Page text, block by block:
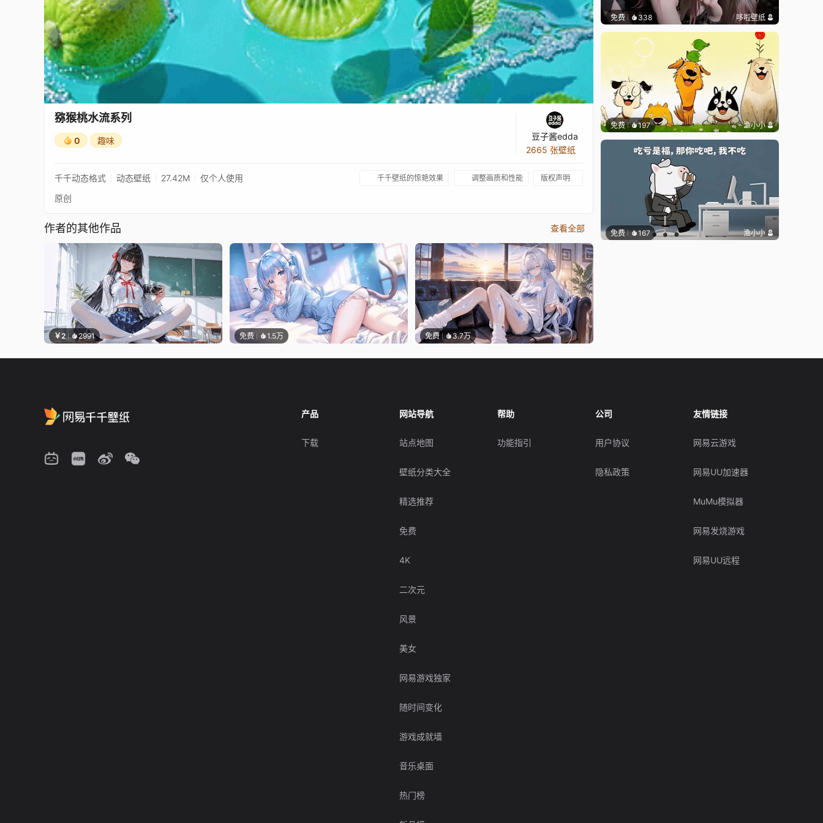
猕猴桃水流系列
0 趣味
豆子酱edda
2665 张壁纸
千千动态格式 动态壁纸 27.42M 仅个人使用 千千壁纸的惊艳效果 调整画质和性能 版权声明
原创
作者的其他作品 查看全部
￥2 2991 免费 1.5万 免费 3.7万
免费 338 哆啦壁纸
免费 197 渔小小
免费 167 渔小小
产品
下载
网站导航
站点地图
壁纸分类大全
精选推荐
免费
4K
二次元
风景
美女
网易游戏独家
随时间变化
游戏成就墙
音乐桌面
热门榜
帮助
功能指引
公司
用户协议
隐私政策
友情链接
网易云游戏
网易UU加速器
MuMu模拟器
网易发烧游戏
网易UU远程